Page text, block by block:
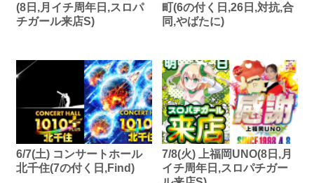
(8日,月イチ周年日,スロパ
チガール来店S)
町(6の付く日,26日,対抗,合
同,やばたに)
6/7(土) コンサートホール
北千住(7の付く日,Find)
7/8(火) 上福岡UNO(8日,月
イチ周年日,スロパチガー